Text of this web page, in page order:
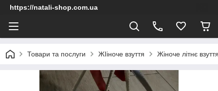
https://natali-shop.com.ua
Товари та послуги ЖІіноче взуття Жіноче літнє